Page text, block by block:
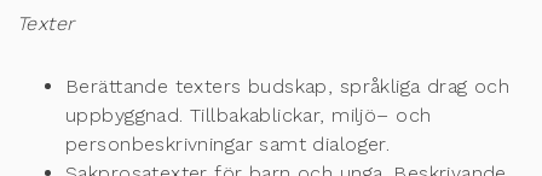
Texter
Berättande texters budskap, språkliga drag och
uppbyggnad. Tillbakablickar, miljö– och
personbeskrivningar samt dialoger.